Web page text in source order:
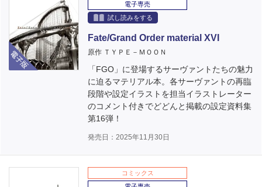
電子版
電子専売
試し読みをする
Fate/Grand Order material XVI
原作 ＴＹＰＥ－ＭＯＯＮ
「FGO」に登場するサーヴァントたちの魅力
に迫るマテリアル本。各サーヴァントの再臨
段階や設定イラストを担当イラストレーター
のコメント付きでどどんと掲載の設定資料集
第16弾！
発売日：2025年11月30日
コミックス